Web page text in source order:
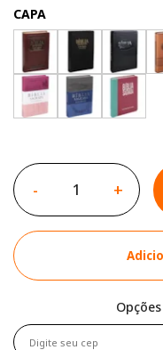
CAPA
- +